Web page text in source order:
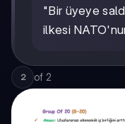
"Bir üyeye
ilkesi
2 of 2